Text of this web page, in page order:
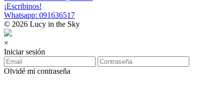
¡Escribinos!
Whatsapp: 091636517
© 2026 Lucy in the Sky
×
Iniciar sesión
Olvidé mi contraseña